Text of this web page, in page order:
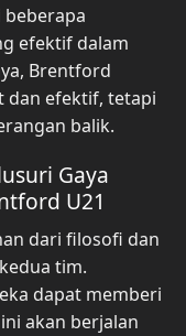
efektif dalam
Brentford
dan efektif, tetapi
balik.
Gaya
U21
dari filosofi dan
tim.
dapat memberi
akan berjalan